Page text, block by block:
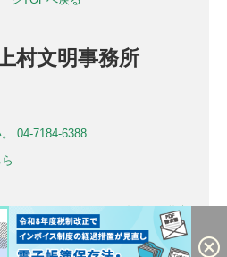
個人情報保護方針
の利用に関するプライバシーポリシー
Kamimura tax accountant office All